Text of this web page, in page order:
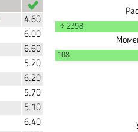
4.60
6.00
6.60
5.20
6.20
5.70
5.10
6.40
→ 2398
108